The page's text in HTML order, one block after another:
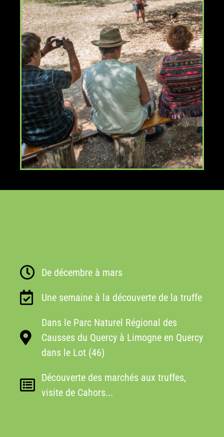
De décembre à mars
Une semaine à la découverte de la truffe
Dans le Parc Naturel Régional des
Causses du Quercy à Limogne en Quercy
dans le Lot (46)
Découverte des marchés aux truffes,
visite de Cahors...